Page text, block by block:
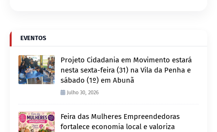
EVENTOS
Projeto Cidadania em Movimento estará
nesta sexta-feira (31) na Vila da Penha e
sábado (1º) em Abunã
Julho 30, 2026
Feira das Mulheres Empreendedoras
fortalece economia local e valoriza